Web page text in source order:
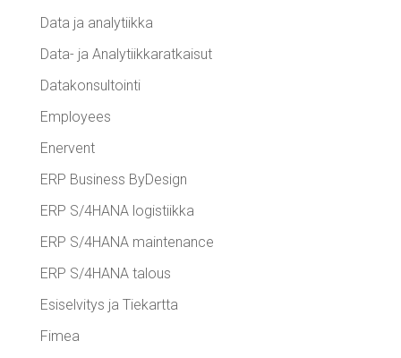
Data ja analytiikka
Data- ja Analytiikkaratkaisut
Datakonsultointi
Employees
Enervent
ERP Business ByDesign
ERP S/4HANA logistiikka
ERP S/4HANA maintenance
ERP S/4HANA talous
Esiselvitys ja Tiekartta
Fimea